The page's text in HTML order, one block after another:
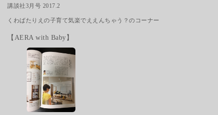
講談社3月号 2017.2
くわばたりえの子育て気楽でええんちゃう？のコーナー
【AERA with Baby】